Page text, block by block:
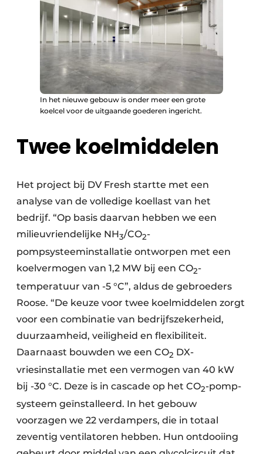
In het nieuwe gebouw is onder meer een grote
koelcel voor de uitgaande goederen ingericht.
Twee koelmiddelen
Het project bij DV Fresh startte met een
analyse van de volledige koellast van het
bedrijf. “Op basis daarvan hebben we een
milieuvriendelijke NH3/CO2-
pompsysteeminstallatie ontworpen met een
koelvermogen van 1,2 MW bij een CO2-
temperatuur van -5 °C”, aldus de gebroeders
Roose. “De keuze voor twee koelmiddelen zorgt
voor een combinatie van bedrijfszekerheid,
duurzaamheid, veiligheid en flexibiliteit.
Daarnaast bouwden we een CO2 DX-
vriesinstallatie met een vermogen van 40 kW
bij -30 °C. Deze is in cascade op het CO2-pomp-
systeem geïnstalleerd. In het gebouw
voorzagen we 22 verdampers, die in totaal
zeventig ventilatoren hebben. Hun ontdooiing